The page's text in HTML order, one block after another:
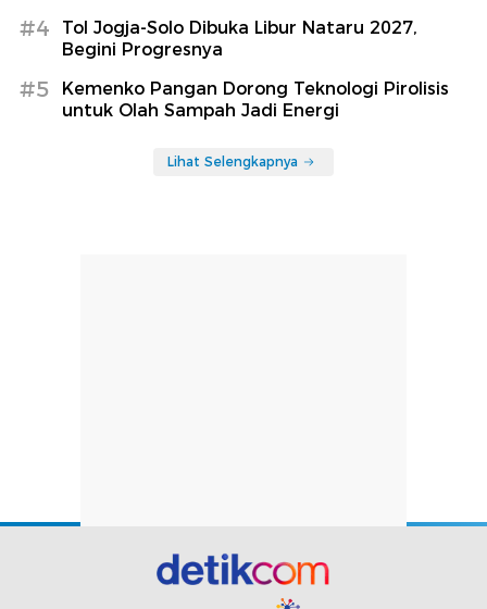
#4
Tol Jogja-Solo Dibuka Libur Nataru 2027,
Begini Progresnya
#5
Kemenko Pangan Dorong Teknologi Pirolisis
untuk Olah Sampah Jadi Energi
Lihat Selengkapnya